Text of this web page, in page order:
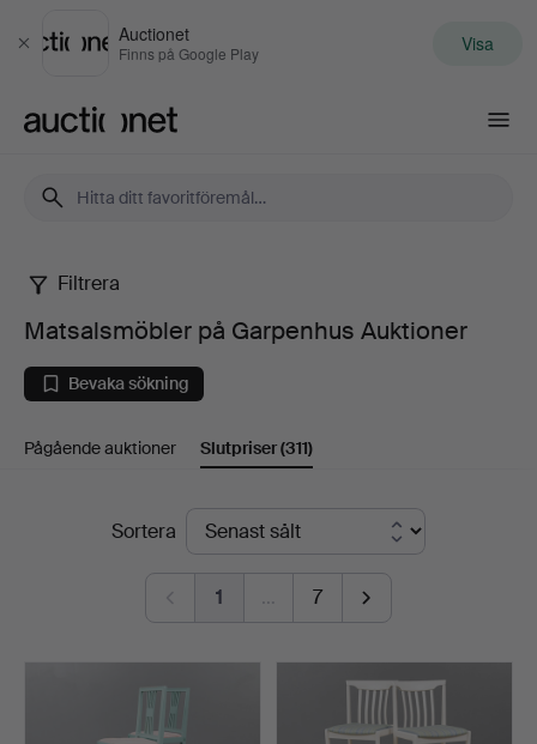
Stäng
Auctionet
Finns på Google Play Visa
Matsalsmöbler
på
Garpenhus
Auktioner
Filtrera
Matsalsmöbler på Garpenhus Auktioner
Bevaka sökning
Pågående auktioner Slutpriser(311)
SlutpriserSortera
1 … 7